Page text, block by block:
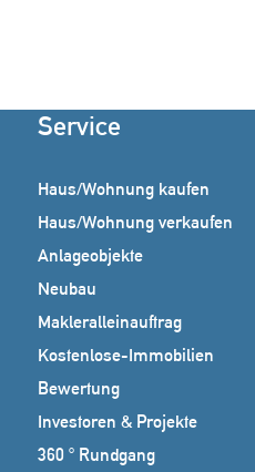
Service
Haus/Wohnung kaufen
Haus/Wohnung verkaufen
Anlageobjekte
Neubau
Makleralleinauftrag
Kostenlose-Immobilien
Bewertung
Investoren & Projekte
360 ° Rundgang